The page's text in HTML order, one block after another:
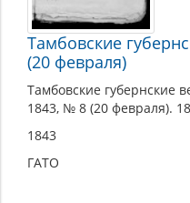
Тамбовские
(20 февраля)
Тамбовские губернские
1843, № 8 (20 февраля).
1843
ГАТО